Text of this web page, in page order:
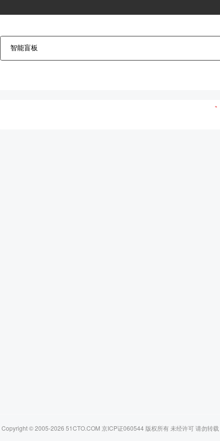
Copyright © 2005-2026 51CTO.COM 京ICP证060544 版权所有 未经许可 请勿转载